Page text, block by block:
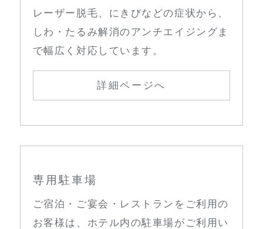
レーザー脱毛、にきびなどの症状から、
しわ・たるみ解消のアンチエイジングま
で幅広く対応しています。
詳細ページへ
専用駐車場
ご宿泊・ご宴会・レストランをご利用の
お客様は、ホテル内の駐車場がご利用い